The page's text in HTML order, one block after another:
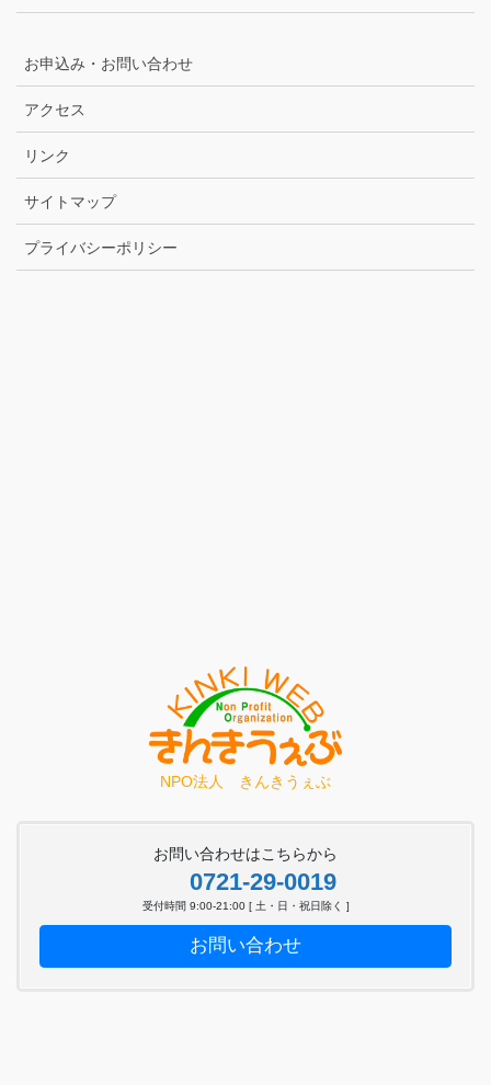
お申込み・お問い合わせ
アクセス
リンク
サイトマップ
プライバシーポリシー
NPO法人 きんきうぇぶ
お問い合わせはこちらから
0721-29-0019
受付時間 9:00-21:00 [ 土・日・祝日除く ]
お問い合わせ